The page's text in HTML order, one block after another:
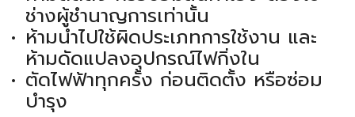
ช่างผู้ชำนาญการเท่านั้น
ห้ามนำไปใช้ผิดประเภทการใช้งาน และ
ห้ามดัดแปลงอุปกรณ์ไฟกิ่งใน
ตัดไฟฟ้าทุกครั้ง ก่อนติดตั้ง หรือซ่อม
บำรุง